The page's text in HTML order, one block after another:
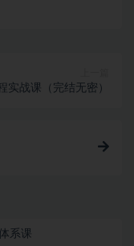
实战课（完结无密）
系课